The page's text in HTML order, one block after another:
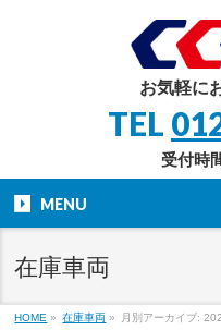
お気軽に
TEL
受付時
MENU
在庫車両
HOME » 在庫車両 » 月別アーカイブ: